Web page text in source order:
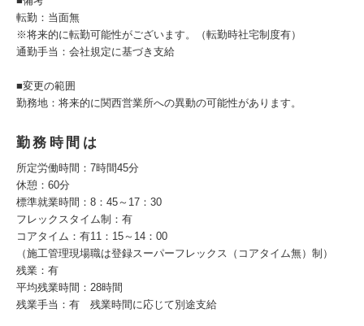
転勤：当面無
※将来的に転勤可能性がございます。（転勤時社宅制度有）
通勤手当：会社規定に基づき支給
■変更の範囲
勤務地：将来的に関西営業所への異動の可能性があります。
勤務時間は
所定労働時間：7時間45分
休憩：60分
標準就業時間：8：45～17：30
フレックスタイム制：有
コアタイム：有11：15～14：00
（施工管理現場職は登録スーパーフレックス（コアタイム無）制）
残業：有
平均残業時間：28時間
残業手当：有 残業時間に応じて別途支給